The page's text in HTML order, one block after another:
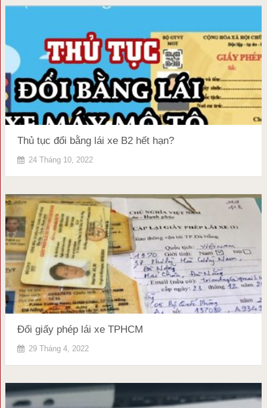
Thủ tục đổi bằng lái xe B2 hết hạn?
24 Tháng 10, 2022
Đổi giấy phép lái xe TPHCM
29 Tháng 4, 2022